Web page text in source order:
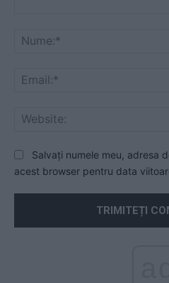
Salvați numele meu, adresa
acest browser pentru data